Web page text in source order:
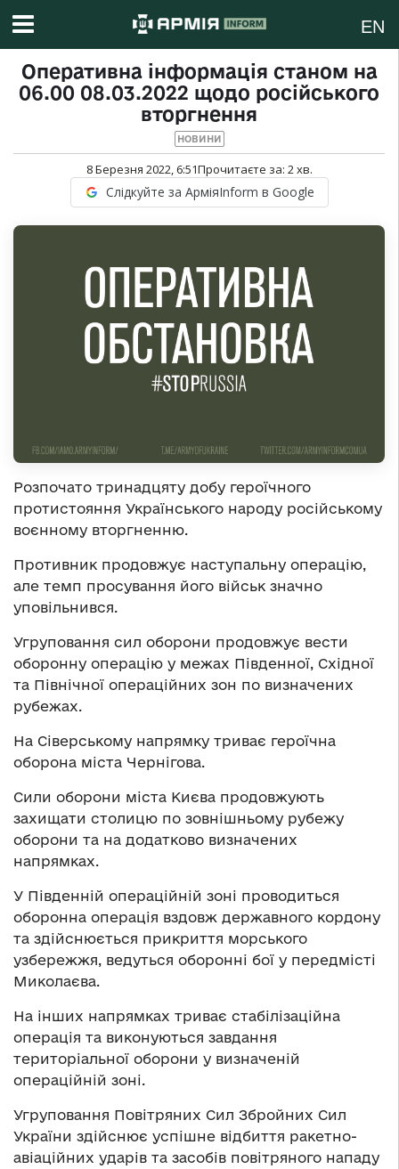
EN
Оперативна інформація станом на
06.00 08.03.2022 щодо російського
вторгнення
НОВИНИ
8 Березня 2022, 6:51Прочитаєте за: 2хв.
Слідкуйте за АрміяInform в Google
Розпочато тринадцяту добу героїчного
протистояння Українського народу російському
воєнному вторгненню.
Противник продовжує наступальну операцію,
але темп просування його військ значно
уповільнився.
Угруповання сил оборони продовжує вести
оборонну операцію у межах Південної, Східної
та Північної операційних зон по визначених
рубежах.
На Сіверському напрямку триває героїчна
оборона міста Чернігова.
Сили оборони міста Києва продовжують
захищати столицю по зовнішньому рубежу
оборони та на додатково визначених
напрямках.
У Південній операційній зоні проводиться
оборонна операція вздовж державного кордону
та здійснюється прикриття морського
узбережжя, ведуться оборонні бої у передмісті
Миколаєва.
На інших напрямках триває стабілізаційна
операція та виконуються завдання
територіальної оборони у визначеній
операційній зоні.
Угруповання Повітряних Сил Збройних Сил
України здійснює успішне відбиття ракетно-
авіаційних ударів та засобів повітряного нападу